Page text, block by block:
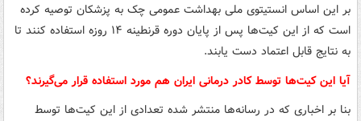
بر این اساس انستیتوی ملی بهداشت عمومی چک به پزشکان توصیه کرده
است که از این کیت‌ها پس از پایان دوره قرنطینه ۱۴ روزه استفاده کنند تا
به نتایج قابل اعتماد دست یابند.
آیا این کیت‌ها توسط کادر درمانی ایران هم مورد استفاده قرار می‌گیرند؟‌
بنا بر اخباری که در رسانه‌ها منتشر شده تعدادی از این کیت‌ها توسط